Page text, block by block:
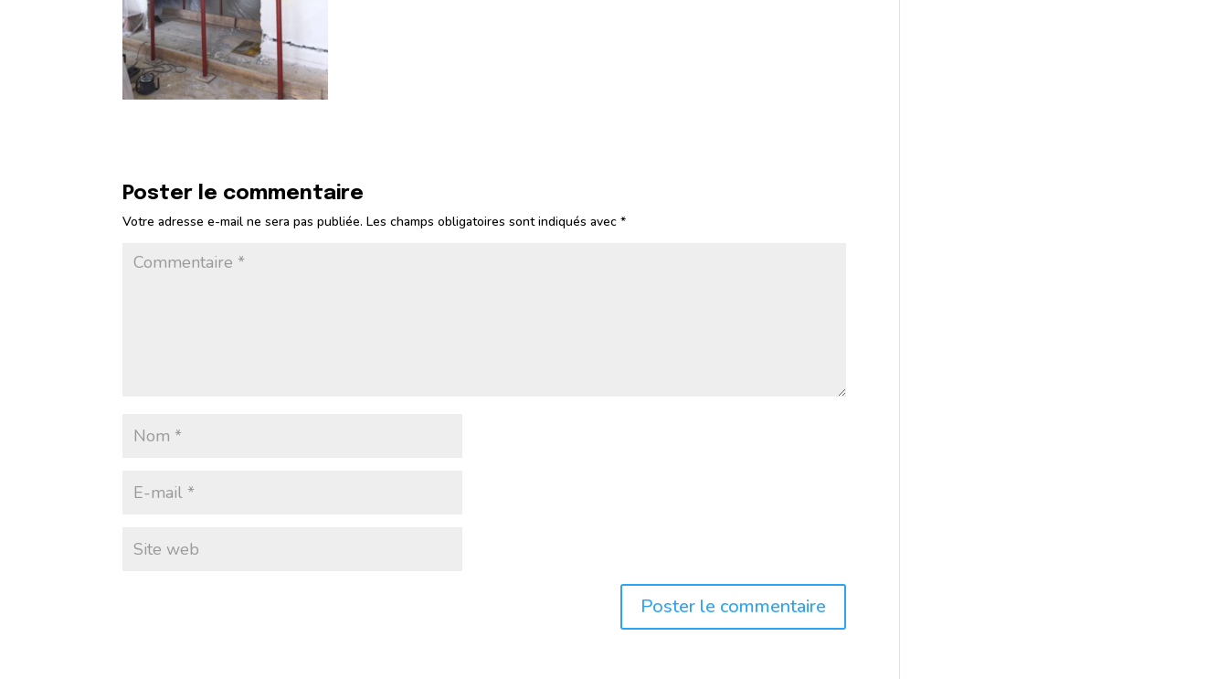
Poster le commentaire
Votre adresse e-mail ne sera pas publiée. Les champs obligatoires sont indiqués avec*